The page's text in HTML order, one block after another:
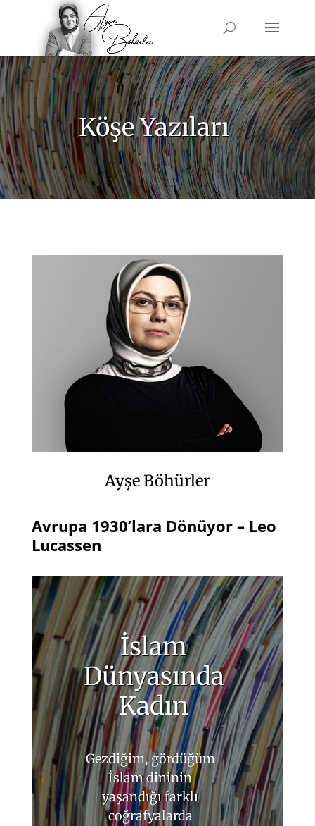
Köşe Yazıları
Ayşe Böhürler
Avrupa 1930’lara Dönüyor – Leo
Lucassen
İslam
Dünyasında
Kadın
Gezdiğim, gördüğüm
İslam dininin
yaşandığı farklı
coğrafyalarda